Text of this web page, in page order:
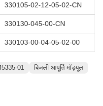
330105-02-12-05-02-CN
330130-045-00-CN
330103-00-04-05-02-00
01 बिजली आपूर्ति मॉड्यूल